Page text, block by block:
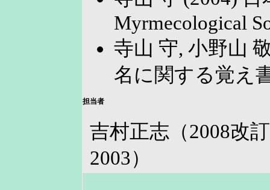
Myrmecological
寺山 守, 小野山
名に関する覚え
担当者
吉村正志（2008改
2003）